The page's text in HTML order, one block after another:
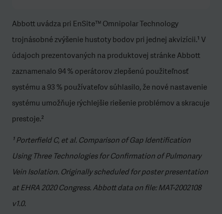
Abbott uvádza pri EnSite™ Omnipolar Technology
trojnásobné zvýšenie hustoty bodov pri jednej akvizícii.¹ V
údajoch prezentovaných na produktovej stránke Abbott
zaznamenalo 94 % operátorov zlepšenú použiteľnosť
systému a 93 % používateľov súhlasilo, že nové nastavenie
systému umožňuje rýchlejšie riešenie problémov a skracuje
prestoje.²
¹ Porterfield C, et al. Comparison of Gap Identification
Using Three Technologies for Confirmation of Pulmonary
Vein Isolation. Originally scheduled for poster presentation
at EHRA 2020 Congress. Abbott data on file: MAT-2002108
v1.0.